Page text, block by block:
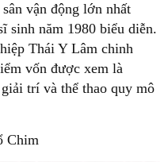
vận động lớn nhất
sinh năm 1980 biểu diễn.
Thái Y Lâm chinh
vốn được xem là
trí và thể thao quy mô
Chim